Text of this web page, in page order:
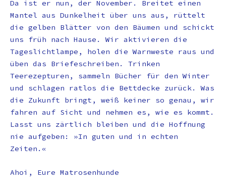
Da ist er nun, der November. Breitet einen
Mantel aus Dunkelheit über uns aus, rüttelt
die gelben Blätter von den Bäumen und schickt
uns früh nach Hause. Wir aktivieren die
Tageslichtlampe, holen die Warnweste raus und
üben das Briefeschreiben. Trinken
Teerezepturen, sammeln Bücher für den Winter
und schlagen ratlos die Bettdecke zurück. Was
die Zukunft bringt, weiß keiner so genau, wir
fahren auf Sicht und nehmen es, wie es kommt.
Lasst uns zärtlich bleiben und die Hoffnung
nie aufgeben: »In guten und in echten
Zeiten.«
Ahoi, Eure Matrosenhunde